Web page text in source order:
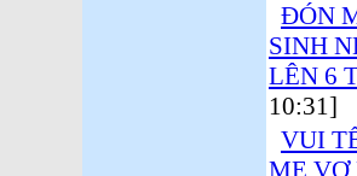
ĐÓN
SINH
LÊN 6
10:31]
VUI
MẸ VỢ